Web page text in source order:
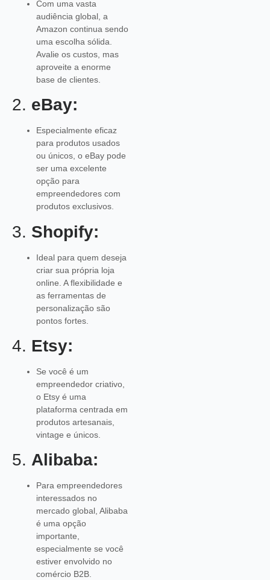
Com uma vasta
audiência global, a
Amazon continua sendo
uma escolha sólida.
Avalie os custos, mas
aproveite a enorme
base de clientes.
2. eBay:
Especialmente eficaz
para produtos usados
ou únicos, o eBay pode
ser uma excelente
opção para
empreendedores com
produtos exclusivos.
3. Shopify:
Ideal para quem deseja
criar sua própria loja
online. A flexibilidade e
as ferramentas de
personalização são
pontos fortes.
4. Etsy:
Se você é um
empreendedor criativo,
o Etsy é uma
plataforma centrada em
produtos artesanais,
vintage e únicos.
5. Alibaba:
Para empreendedores
interessados no
mercado global, Alibaba
é uma opção
importante,
especialmente se você
estiver envolvido no
comércio B2B.